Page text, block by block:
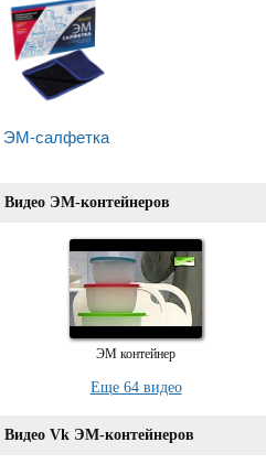
ЭМ-салфетка
Видео ЭМ-контейнеров
ЭМ контейнер
Еще 64 видео
Видео Vk ЭМ-контейнеров